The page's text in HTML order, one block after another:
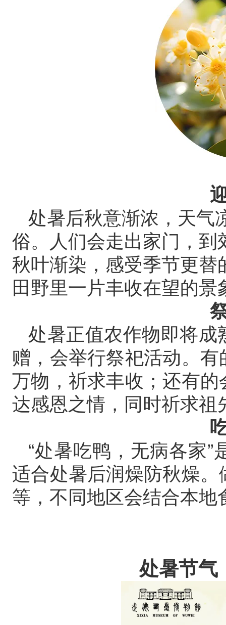
处暑后秋意渐浓，天气
俗。人们会走出家门，
秋叶渐染，感受季节更
田野里一片丰收在望的
处暑正值农作物即将成
赠，会举行祭祀活动。
万物，祈求丰收；还有
达感恩之情，同时祈求祖
“处暑吃鸭，无病各家
适合处暑后润燥防秋燥
等，不同地区会结合本地
处暑节气